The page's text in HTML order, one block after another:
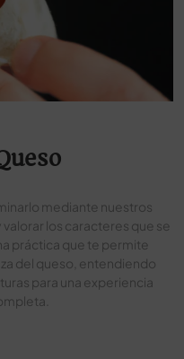
mediante nuestros
los caracteres que se
práctica que te permite
del queso, entendiendo
para una experiencia